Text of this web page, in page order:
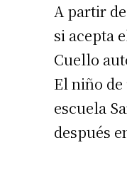
A partir
si acepta
Cuello
El niño de
escuela
después